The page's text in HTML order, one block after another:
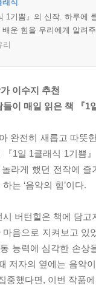
식
1기쁨』의 신작. 하루에
운 힘을 우리에게 알려
이수지 추천
이 매일 읽은 책 『1
완전히 새롭고 따
1일 1클래식 1기쁨
라게 했던 전작에
는 ‘음악의 힘’이다.
버턴힐은 책에 담
음으로 지켜보고
능력에 심각한 손
저자의 옆에는 음악
중했다면, 이번 작품